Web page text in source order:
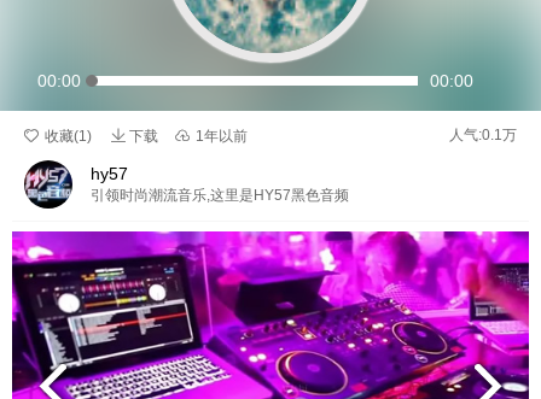
00:00 00:00
 收藏(1)  下载  1年以前 人气:0.1万
hy57
引领时尚潮流音乐,这里是HY57黑色音频